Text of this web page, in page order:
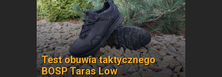
Test obuwia taktycznego
BOSP Taras Low